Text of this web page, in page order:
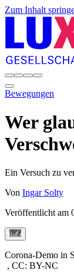
Zum Inhalt
Bewegungen
Wer
Ein Versuch zu
Von Ingar Solty
Veröffentlicht am
Corona-Demo in
, CC: BY-NC